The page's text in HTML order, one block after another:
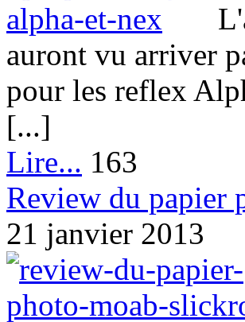
auront vu arriver
pour les reflex
[...]
Lire... 163
Review du papier
21 janvier 2013